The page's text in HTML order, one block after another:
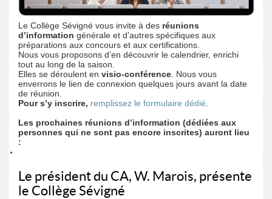
Le Collège Sévigné vous invite à des réunions
d’information générale et d’autres spécifiques aux
préparations aux concours et aux certifications.
Nous vous proposons d’en découvrir le calendrier, enrichi
tout au long de la saison.
Elles se déroulent en visio-conférence . Nous vous
enverrons le lien de connexion quelques jours avant la date
de réunion.
Pour s’y inscrire, remplissez le formulaire dédié
Les prochaines réunions d’information (dédiées aux
personnes qui ne sont pas encore inscrites) auront lieu
:
Le président du CA, W. Marois, présente
le Collège Sévigné